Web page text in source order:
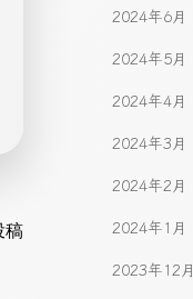
稿
2024年6月
2024年5月
2024年4月
2024年3月
2024年2月
2024年1月
2023年12月